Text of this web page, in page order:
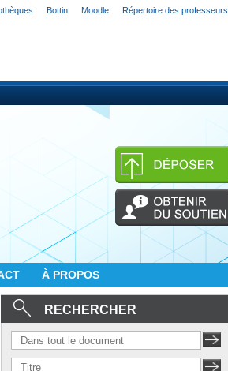
Bottin Moodle Répertoire des professeurs
À PROPOS
RECHERCHER